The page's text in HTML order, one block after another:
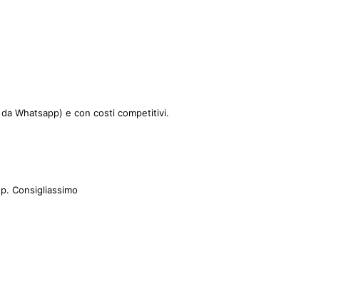
Whatsapp) e con costi competitivi.
Consigliassimo